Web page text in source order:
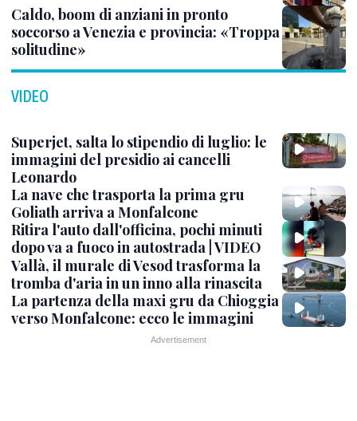
Caldo, boom di anziani in pronto
soccorso a Venezia e provincia: «Troppa
solitudine»
VIDEO
Superjet, salta lo stipendio di luglio: le
immagini del presidio ai cancelli
Leonardo
La nave che trasporta la prima gru
Goliath arriva a Monfalcone
Ritira l'auto dall'officina, pochi minuti
dopo va a fuoco in autostrada | VIDEO
Vallà, il murale di Vesod trasforma la
tromba d'aria in un inno alla rinascita
La partenza della maxi gru da Chioggia
verso Monfalcone: ecco le immagini